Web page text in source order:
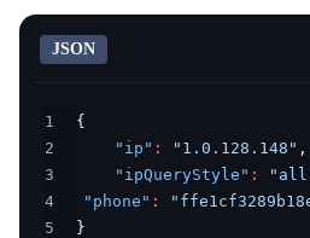
JSON
1
{
2
"ip" : "1.0.128.148" ,
3
"ipQueryStyle" :
4
"phone" :
5
}